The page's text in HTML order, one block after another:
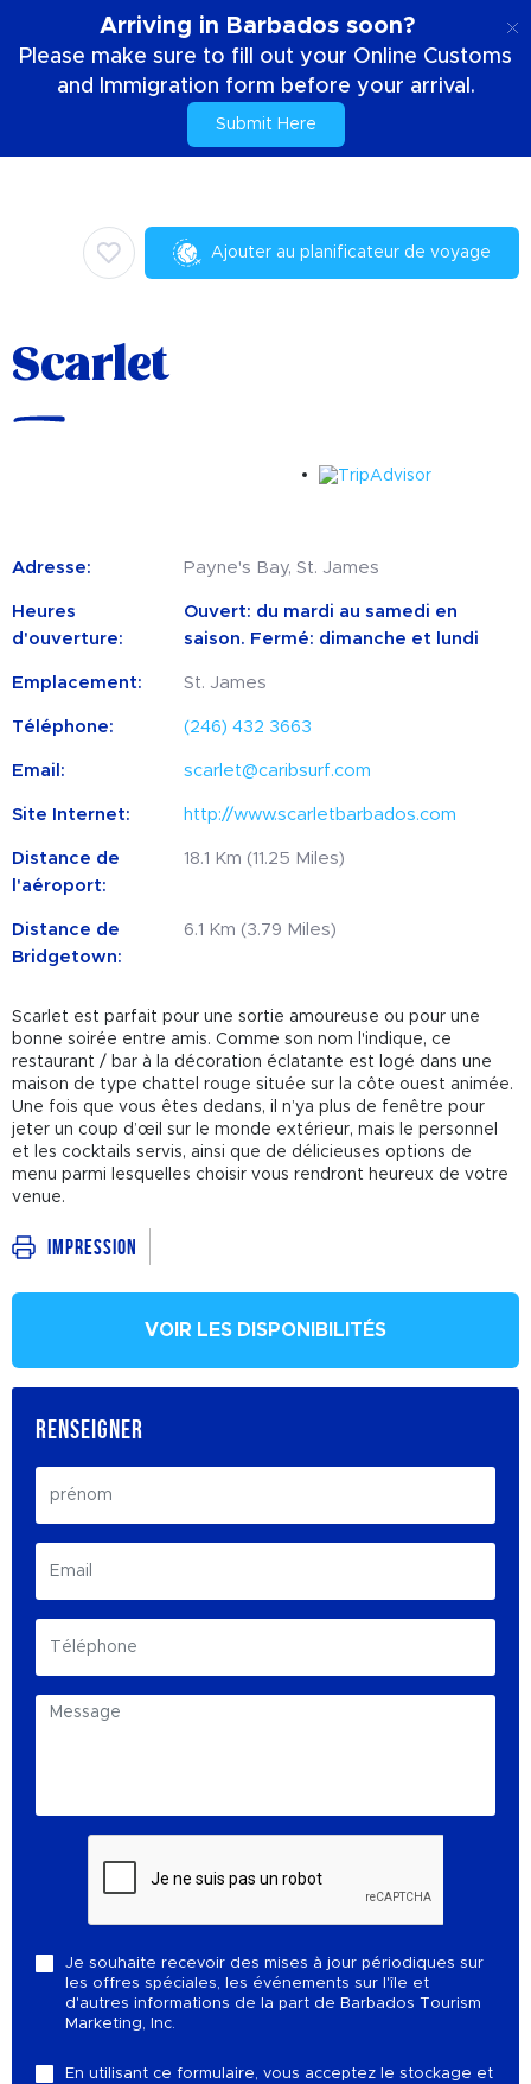
Arriving in Barbados soon?
Please make sure to fill out your Online Customs
and Immigration form before your arrival.
Submit Here
Choses à faire Culinaire Scarlet
Ajouter au planificateur de voyage
Scarlet
Adresse: Payne's Bay, St. James
Heures
d'ouverture:
Ouvert: du mardi au samedi en
saison. Fermé: dimanche et lundi
Emplacement: St. James
Téléphone: (246) 432 3663
Email: scarlet@caribsurf.com
Site Internet: http://www.scarletbarbados.com
Distance de
l'aéroport:
18.1 Km (11.25 Miles)
Distance de
Bridgetown:
6.1 Km (3.79 Miles)
Scarlet est parfait pour une sortie amoureuse ou pour une
bonne soirée entre amis. Comme son nom l'indique, ce
restaurant / bar à la décoration éclatante est logé dans une
maison de type chattel rouge située sur la côte ouest animée.
Une fois que vous êtes dedans, il n’ya plus de fenêtre pour
jeter un coup d’œil sur le monde extérieur, mais le personnel
et les cocktails servis, ainsi que de délicieuses options de
menu parmi lesquelles choisir vous rendront heureux de votre
venue.
Impression
VOIR LES DISPONIBILITÉS
RENSEIGNER
Je souhaite recevoir des mises à jour périodiques sur
les offres spéciales, les événements sur l'île et
d'autres informations de la part de Barbados Tourism
Marketing, Inc.
En utilisant ce formulaire, vous acceptez le stockage et